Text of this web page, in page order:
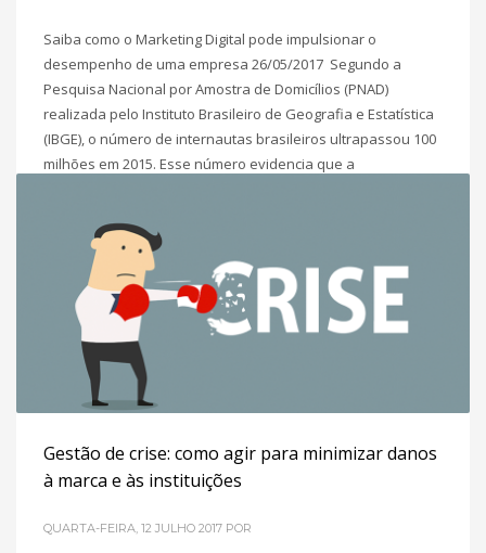
Saiba como o Marketing Digital pode impulsionar o
desempenho de uma empresa 26/05/2017 Segundo a
Pesquisa Nacional por Amostra de Domicílios (PNAD)
realizada pelo Instituto Brasileiro de Geografia e Estatística
(IBGE), o número de internautas brasileiros ultrapassou 100
milhões em 2015. Esse número evidencia que a
POSTADO EM INBOUND MARKETING ,MARKETING DIGITAL PARA
PME´S
Gestão de crise: como agir para minimizar danos
à marca e às instituições
QUARTA-FEIRA, 12 JULHO 2017 POR